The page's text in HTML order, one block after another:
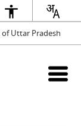
Uttar Pradesh